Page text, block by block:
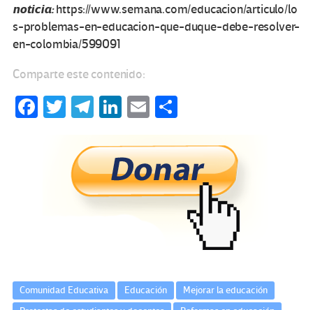
noticia:https://www.semana.com/educacion/articulo/lo
s-problemas-en-educacion-que-duque-debe-resolver-
en-colombia/599091
Comparte este contenido:
Fa T
tt
er
Te
gr
a
m
Li
ke
dI
n
E
ail m
p
ar
tir
Comunidad Educativa Educación
Mejorar la educación